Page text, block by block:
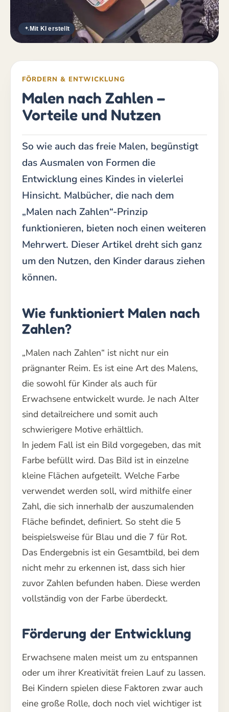
Mit KI erstellt
FÖRDERN & ENTWICKLUNG
Malen nach Zahlen –
Vorteile und Nutzen
So wie auch das freie Malen, begünstigt
das Ausmalen von Formen die
Entwicklung eines Kindes in vielerlei
Hinsicht. Malbücher, die nach dem
„Malen nach Zahlen“-Prinzip
funktionieren, bieten noch einen weiteren
Mehrwert. Dieser Artikel dreht sich ganz
um den Nutzen, den Kinder daraus ziehen
können.
Wie funktioniert Malen nach
Zahlen?
„Malen nach Zahlen“ ist nicht nur ein
prägnanter Reim. Es ist eine Art des Malens,
die sowohl für Kinder als auch für
Erwachsene entwickelt wurde. Je nach Alter
sind detailreichere und somit auch
schwierigere Motive erhältlich.
In jedem Fall ist ein Bild vorgegeben, das mit
Farbe befüllt wird. Das Bild ist in einzelne
kleine Flächen aufgeteilt. Welche Farbe
verwendet werden soll, wird mithilfe einer
Zahl, die sich innerhalb der auszumalenden
Fläche befindet, definiert. So steht die 5
beispielsweise für Blau und die 7 für Rot.
Das Endergebnis ist ein Gesamtbild, bei dem
nicht mehr zu erkennen ist, dass sich hier
zuvor Zahlen befunden haben. Diese werden
vollständig von der Farbe überdeckt.
Förderung der Entwicklung
Erwachsene malen meist um zu entspannen
oder um ihrer Kreativität freien Lauf zu lassen.
Bei Kindern spielen diese Faktoren zwar auch
eine große Rolle, doch noch viel wichtiger ist